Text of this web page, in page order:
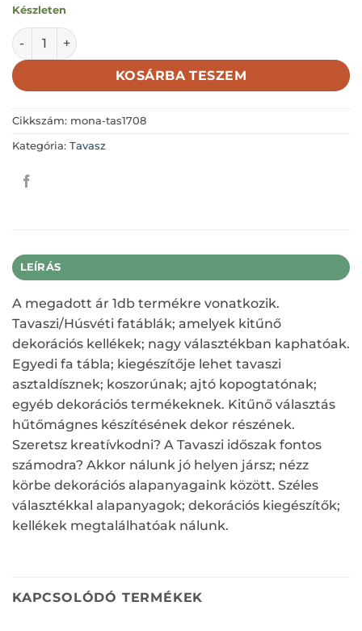
Készleten
KICSI FARÖNK-HELLO TAVASZ PIROS AUTÓVAL 7X7CM
KOSÁRBA TESZEM
Cikkszám: mona-tas1708
Kategória: Tavasz
LEÍRÁS
A megadott ár 1db termékre vonatkozik.
Tavaszi/Húsvéti fatáblák; amelyek kitűnő
dekorációs kellékek; nagy választékban kaphatóak.
Egyedi fa tábla; kiegészítője lehet tavaszi
asztaldísznek; koszorúnak; ajtó kopogtatónak;
egyéb dekorációs termékeknek. Kitűnő választás
hűtőmágnes készítésének dekor részének.
Szeretsz kreatívkodni? A Tavaszi időszak fontos
számodra? Akkor nálunk jó helyen jársz; nézz
körbe dekorációs alapanyagaink között. Széles
választékkal alapanyagok; dekorációs kiegészítők;
kellékek megtalálhatóak nálunk.
KAPCSOLÓDÓ TERMÉKEK